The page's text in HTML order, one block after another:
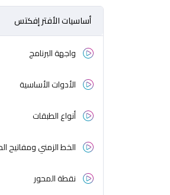
أساسيات الأفتر إفكتس
واجهة البرنامج
الأدوات الأساسية
أنواع الطبقات
الخط الزمني ومفاتيح
نقطة المحور